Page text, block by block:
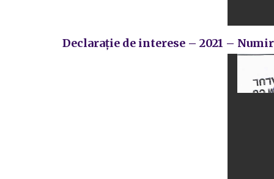
Declarație de interese – 2021 –